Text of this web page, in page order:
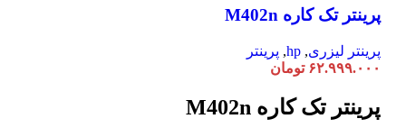
پرینتر تک کاره M402n
پرینتر لیزری,
hp
, پرینتر
۶۲.۹۹۹.۰۰۰ تومان
پرینتر تک کاره M402n